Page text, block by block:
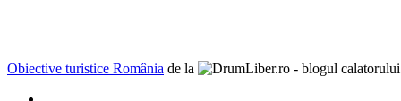
Obiective turistice România de la